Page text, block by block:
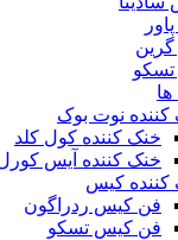
گرین
تسکو
کننده نوت بوک
خنک کننده کول کلد
خنک کننده آیس
کننده کیس
فن کیس ردراگون
فن کیس تسکو